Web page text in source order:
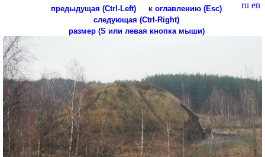
ru en
предыдущая (Ctrl-Left)
к оглавлению (Esc)
следующая (Ctrl-Right)
размер (S или левая кнопка мыши)